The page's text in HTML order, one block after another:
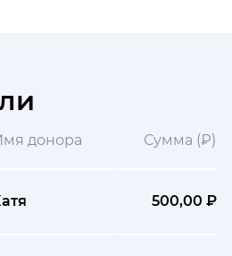
донора Сумма (₽)
500,00 ₽